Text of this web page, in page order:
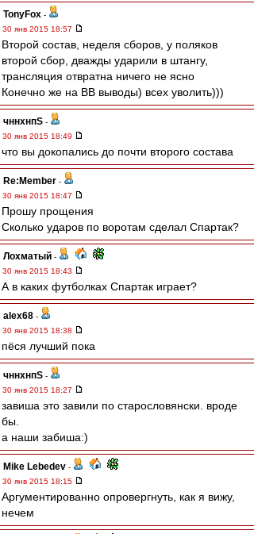
TonyFox -
30 янв 2015 18:57
Второй состав, неделя сборов, у поляков
второй сбор, дважды ударили в штангу,
трансляция отвратна ничего не ясно
Конечно же на ВВ выводы) всех уволить)))
чннхнпS -
30 янв 2015 18:49
что вы докопались до почти второго состава
Re:Member -
30 янв 2015 18:47
Прошу прощения
Сколько ударов по воротам сделал Спартак?
Лохматый -
30 янв 2015 18:43
А в каких футболках Спартак играет?
alex68 -
30 янв 2015 18:38
пёся лучший пока
чннхнпS -
30 янв 2015 18:27
завиша это завили по старословянски. вроде
бы.
а наши забиша:)
Mike Lebedev -
30 янв 2015 18:15
Аргументированно опровергнуть, как я вижу,
нечем